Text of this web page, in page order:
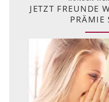
JETZT FREUNDE
PRÄMIE